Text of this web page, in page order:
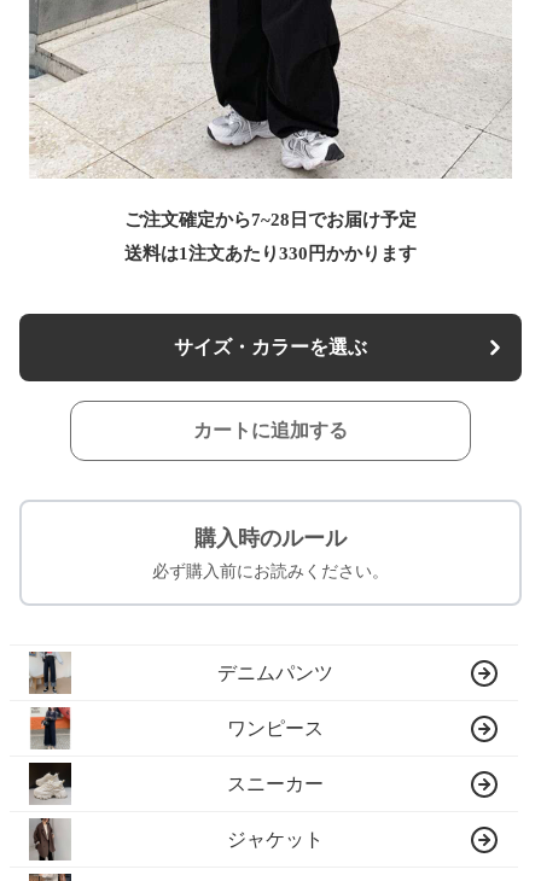
ご注文確定から7~28日でお届け予定
送料は1注文あたり330 円かかります
サイズ・カラーを選ぶ
カートに追加する
購入時のルール
必ず購入前にお読みください。
デニムパンツ
ワンピース
スニーカー
ジャケット